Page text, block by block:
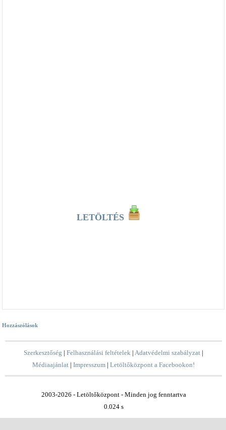
LETÖLTÉS
Hozzászólások
Szerkesztőség |Felhasználási feltételek |Adatvédelmi szabályzat |
Médiaajánlat |Impresszum |Letöltőközpont a Facebookon!
2003-2026 - Letöltőközpont - Minden jog fenntartva
0.024 s